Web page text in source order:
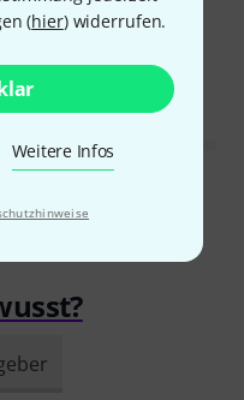
(hier) widerrufen.
Weitere Infos
8 von 10 Punkten.
es nur empfehlen!
lesen